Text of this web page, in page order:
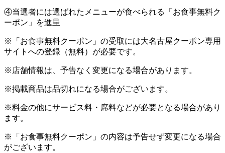
④当選者には選ばれたメニューが食べられる「お食事無料ク
ーポン」を進呈
※「お食事無料クーポン」の受取には大名古屋クーポン専用
サイトへの登録（無料）が必要です。
※店舗情報は、予告なく変更になる場合があります。
※掲載商品は品切れになる場合がございます。
※料金の他にサービス料・席料などが必要となる場合があり
ます。
※「お食事無料クーポン」の内容は予告せず変更になる場合
がございます。